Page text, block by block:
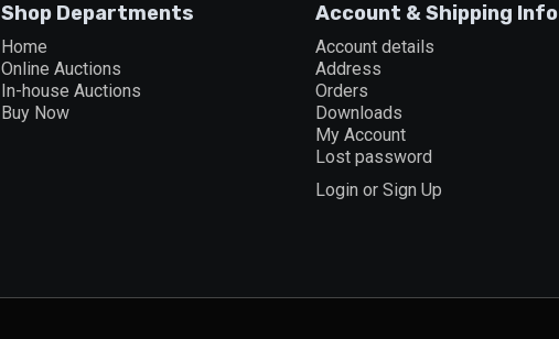
Shop Departments
Home
Online Auctions
In-house Auctions
Buy Now
Account & Shipping Info
Account details
Address
Orders
Downloads
My Account
Lost password
Login or Sign Up